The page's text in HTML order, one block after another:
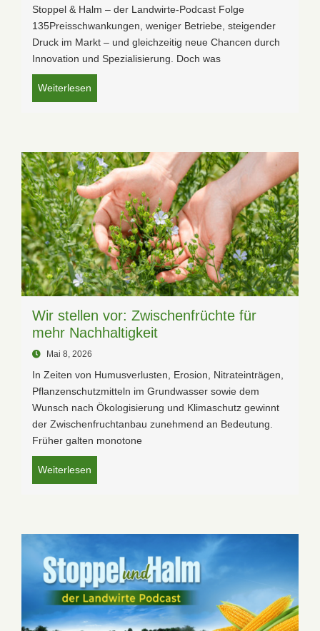
Stoppel & Halm – der Landwirte-Podcast Folge
135Preisschwankungen, weniger Betriebe, steigender
Druck im Markt – und gleichzeitig neue Chancen durch
Innovation und Spezialisierung. Doch was
Weiterlesen
Wir stellen vor: Zwischenfrüchte für
mehr Nachhaltigkeit
Mai 8, 2026
In Zeiten von Humusverlusten, Erosion, Nitrateinträgen,
Pflanzenschutzmitteln im Grundwasser sowie dem
Wunsch nach Ökologisierung und Klimaschutz gewinnt
der Zwischenfruchtanbau zunehmend an Bedeutung.
Früher galten monotone
Weiterlesen